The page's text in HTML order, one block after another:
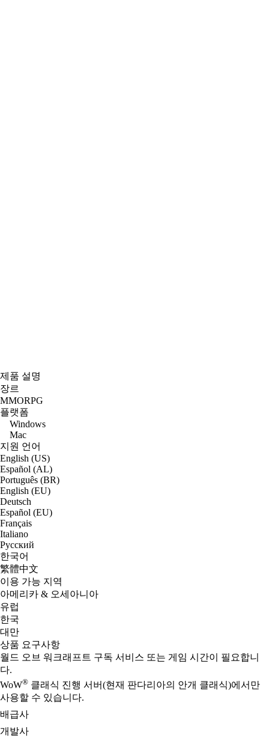
제품 설명
장르
MMORPG
플랫폼
Windows
Mac
지원 언어
English (US)
Español (AL)
Português (BR)
English (EU)
Deutsch
Español (EU)
Français
Italiano
Русский
한국어
繁體中文
이용 가능 지역
아메리카 & 오세아니아
유럽
한국
대만
상품 요구사항
월드 오브 워크래프트 구독 서비스 또는 게임 시간이 필요합니
다.
WoW® 클래식 진행 서버(현재 판다리아의 안개 클래식)에서만
사용할 수 있습니다.
배급사
개발사